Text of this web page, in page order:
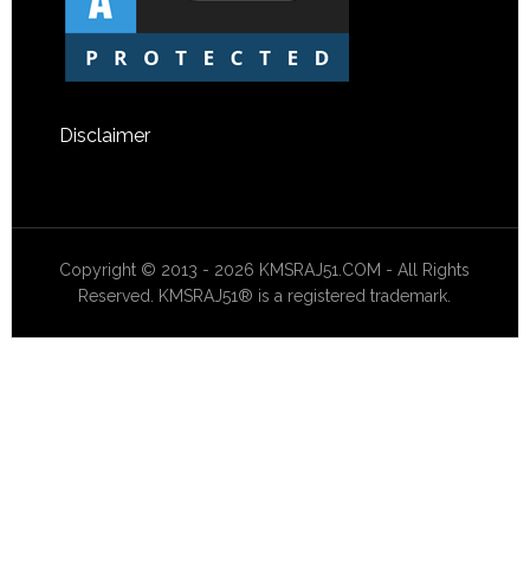
Disclaimer
Copyright © 2013 - 2026 KMSRAJ51.COM - All Rights
Reserved. KMSRAJ51® is a registered trademark.